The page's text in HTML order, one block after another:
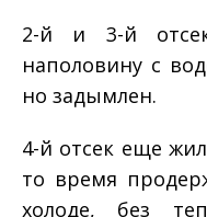
2-­й и 3­-й
наполовину с
но задымлен.
4-­й отсек еще
то время
холоде, без